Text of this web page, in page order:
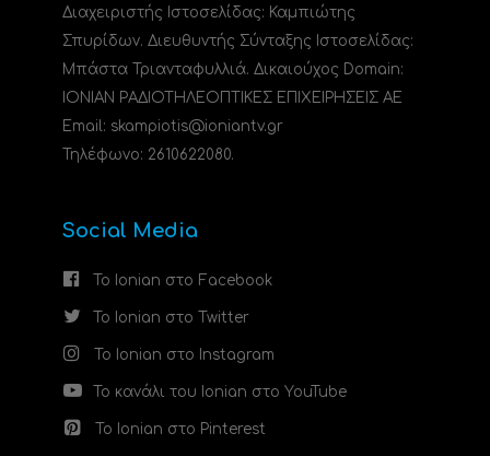
Διαχειριστής Ιστοσελίδας: Καμπιώτης
Σπυρίδων. Διευθυντής Σύνταξης Ιστοσελίδας:
Μπάστα Τριανταφυλλιά. Δικαιούχος Domain:
ΙΟΝΙΑΝ ΡΑΔΙΟΤΗΛΕΟΠΤΙΚΕΣ ΕΠΙΧΕΙΡΗΣΕΙΣ ΑΕ
Email: skampiotis@ioniantv.gr
Τηλέφωνο: 2610622080.
Social Media
Το Ionian στο Facebook
Το Ionian στο Twitter
Το Ionian στο Instagram
Το κανάλι του Ionian στο YouTube
Το Ionian στο Pinterest